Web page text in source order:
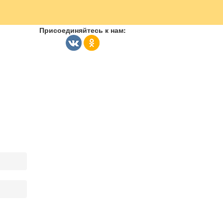
Присоединяйтесь к нам: